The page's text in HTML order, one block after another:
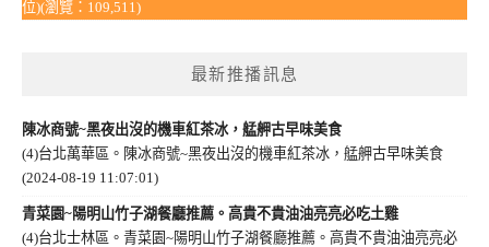
位)(瀏覽：109,511)
最新推播訊息
陳冰商號~黑夜出沒的機車紅茶冰，艋舺古早味美食
(4)台北萬華區。陳冰商號~黑夜出沒的機車紅茶冰，艋舺古早味美食
(2024-08-19 11:07:01)
青菜園~陽明山竹子湖餐廳推薦。高貴不貴油油亮亮必吃土雞
(4)台北士林區。青菜園~陽明山竹子湖餐廳推薦。高貴不貴油油亮亮必